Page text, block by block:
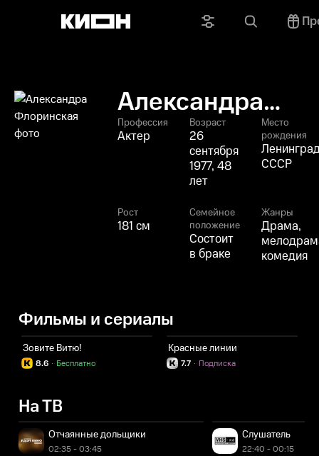
Александра
Флоринская
Профессия
Актер
Возраст
26
сентября
1977, 48
лет
Место
рождения
СССР
Рост
181 см
Семейное
положение
Состоит
в браке
Жанры
Драма,
комедия
Фильмы и сериалы
Зовите Витю!
8.6 Бесплатно
·
Красные линии
7.7 Подписка
·
На ТВ
Отчаянные дольщики
02:35 - 03:45
Слушатель
22:40 - 00:15